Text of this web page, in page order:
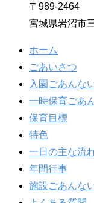
〒989-2464
宮城県岩沼市
ホーム
ごあいさつ
入園ごあんな
一時保育ごあ
保育目標
特色
一日の主な流
年間行事
施設ごあんな